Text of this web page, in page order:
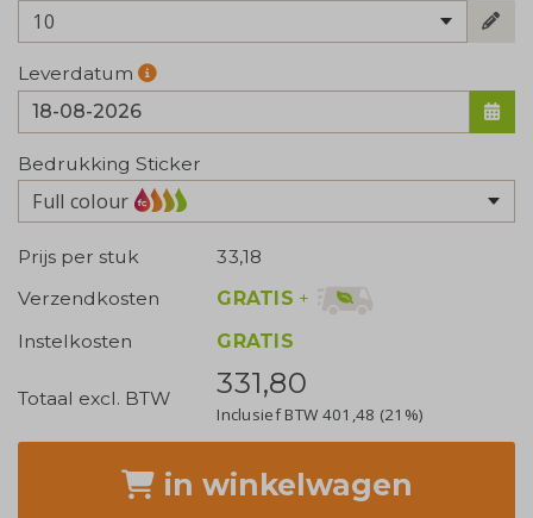
10
Leverdatum
Bedrukking Sticker
Full colour
Prijs per stuk
33,18
Verzendkosten
GRATIS +
Instelkosten
GRATIS
Totaal excl. BTW 331,80
Inclusief BTW 401,48 (21%)
in winkelwagen